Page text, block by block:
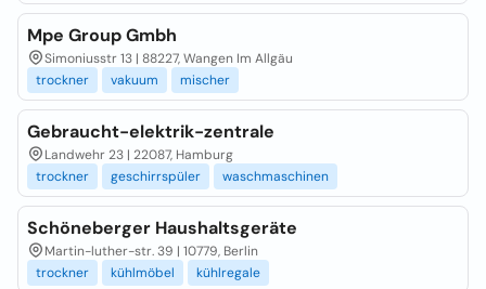
Mpe Group Gmbh
Simoniusstr 13 | 88227, Wangen Im Allgäu
trockner
vakuum mischer
Gebraucht-elektrik-zentrale
Landwehr 23 | 22087, Hamburg
trockner
geschirrspüler waschmaschinen
Schöneberger Haushaltsgeräte
Martin-luther-str. 39 | 10779, Berlin
trockner
kühlmöbel kühlregale